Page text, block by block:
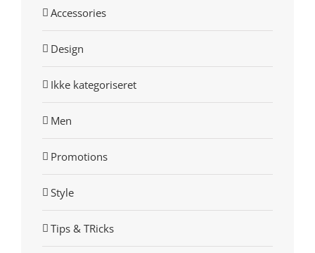
Accessories
Design
Ikke kategoriseret
Men
Promotions
Style
Tips & TRicks